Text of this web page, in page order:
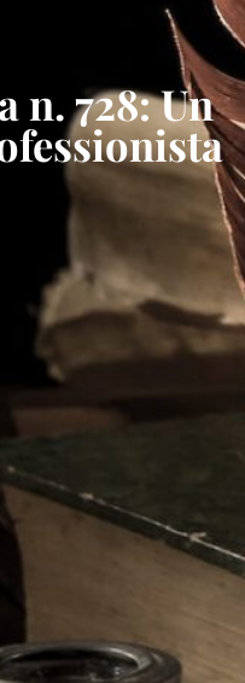
n. 728: Un